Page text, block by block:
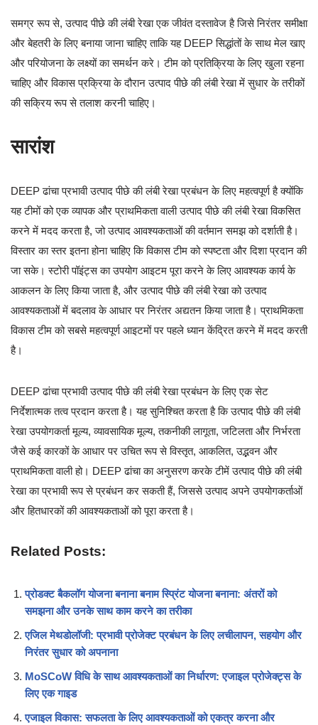
समग्र रूप से, उत्पाद पीछे की लंबी रेखा एक जीवंत दस्तावेज है जिसे निरंतर समीक्षा
और बेहतरी के लिए बनाया जाना चाहिए ताकि यह DEEP सिद्धांतों के साथ मेल खाए
और परियोजना के लक्ष्यों का समर्थन करे। टीम को प्रतिक्रिया के लिए खुला रहना
चाहिए और विकास प्रक्रिया के दौरान उत्पाद पीछे की लंबी रेखा में सुधार के तरीकों
की सक्रिय रूप से तलाश करनी चाहिए।
सारांश
DEEP ढांचा प्रभावी उत्पाद पीछे की लंबी रेखा प्रबंधन के लिए महत्वपूर्ण है क्योंकि
यह टीमों को एक व्यापक और प्राथमिकता वाली उत्पाद पीछे की लंबी रेखा विकसित
करने में मदद करता है, जो उत्पाद आवश्यकताओं की वर्तमान समझ को दर्शाती है।
विस्तार का स्तर इतना होना चाहिए कि विकास टीम को स्पष्टता और दिशा प्रदान की
जा सके। स्टोरी पॉइंट्स का उपयोग आइटम पूरा करने के लिए आवश्यक कार्य के
आकलन के लिए किया जाता है, और उत्पाद पीछे की लंबी रेखा को उत्पाद
आवश्यकताओं में बदलाव के आधार पर निरंतर अद्यतन किया जाता है। प्राथमिकता
विकास टीम को सबसे महत्वपूर्ण आइटमों पर पहले ध्यान केंद्रित करने में मदद करती
है।
DEEP ढांचा प्रभावी उत्पाद पीछे की लंबी रेखा प्रबंधन के लिए एक सेट
निर्देशात्मक तत्व प्रदान करता है। यह सुनिश्चित करता है कि उत्पाद पीछे की लंबी
रेखा उपयोगकर्ता मूल्य, व्यावसायिक मूल्य, तकनीकी लागूता, जटिलता और निर्भरता
जैसे कई कारकों के आधार पर उचित रूप से विस्तृत, आकलित, उद्भवन और
प्राथमिकता वाली हो। DEEP ढांचा का अनुसरण करके टीमें उत्पाद पीछे की लंबी
रेखा का प्रभावी रूप से प्रबंधन कर सकती हैं, जिससे उत्पाद अपने उपयोगकर्ताओं
और हितधारकों की आवश्यकताओं को पूरा करता है।
Related Posts:
प्रोडक्ट बैकलॉग योजना बनाना बनाम स्प्रिंट योजना बनाना: अंतरों को
समझना और उनके साथ काम करने का तरीका
एजिल मेथडोलॉजी: प्रभावी प्रोजेक्ट प्रबंधन के लिए लचीलापन, सहयोग और
निरंतर सुधार को अपनाना
MoSCoW विधि के साथ आवश्यकताओं का निर्धारण: एजाइल प्रोजेक्ट्स के
लिए एक गाइड
एजाइल विकास: सफलता के लिए आवश्यकताओं को एकत्र करना और